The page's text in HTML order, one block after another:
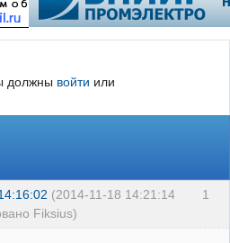
должны войти или
1
(2014-11-18 14:21:14
Fiksius)